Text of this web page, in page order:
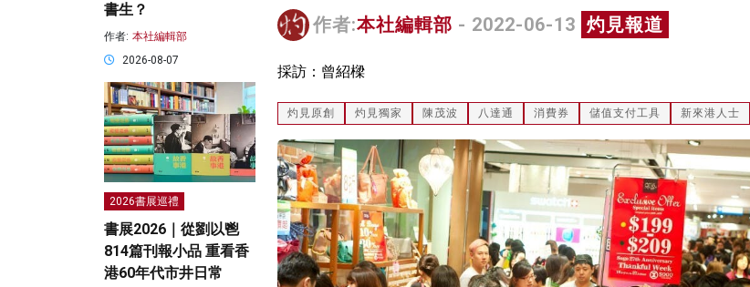
作者:本社編輯部 - 2022-06-13 灼見報道
採訪：曾紹樑
灼見原創 灼見獨家 陳茂波 八達通 消費券 儲值支付工具 新來港人士
書生？
作者: 本社編輯部
2026-08-07
2026書展巡禮
書展2026｜從劉以鬯
814篇刊報小品 重看香
港60年代市井日常